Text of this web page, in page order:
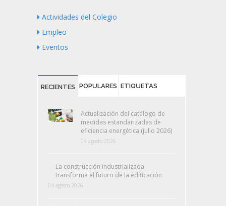
Actividades del Colegio
Empleo
Eventos
RECIENTES POPULARES ETIQUETAS
Actualización del catálogo de
medidas estandarizadas de
eficiencia energética (julio 2026)
04 agosto 2026
La construcción industrializada
transforma el futuro de la edificación
04 agosto 2026